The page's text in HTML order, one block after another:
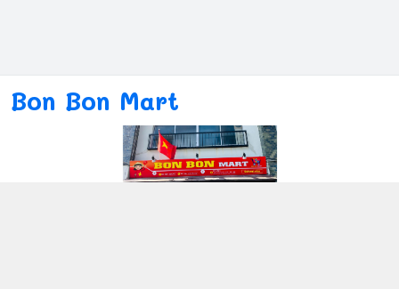
Bon Bon Mart